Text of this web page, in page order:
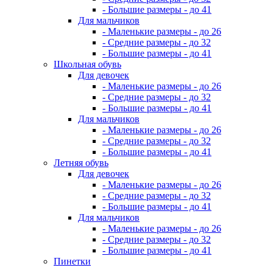
- Большие размеры - до 41
Для мальчиков
- Маленькие размеры - до 26
- Средние размеры - до 32
- Большие размеры - до 41
Школьная обувь
Для девочек
- Маленькие размеры - до 26
- Средние размеры - до 32
- Большие размеры - до 41
Для мальчиков
- Маленькие размеры - до 26
- Средние размеры - до 32
- Большие размеры - до 41
Летняя обувь
Для девочек
- Маленькие размеры - до 26
- Средние размеры - до 32
- Большие размеры - до 41
Для мальчиков
- Маленькие размеры - до 26
- Средние размеры - до 32
- Большие размеры - до 41
Пинетки